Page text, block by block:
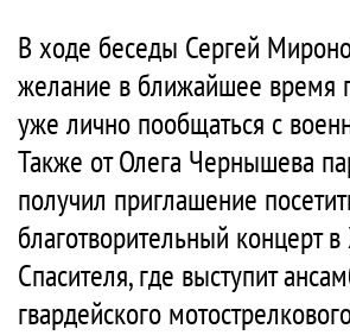
В ходе беседы Сергей
желание в ближайшее время
уже лично пообщаться с
Также от Олега Чернышева
получил приглашение
благотворительный концерт
Спасителя, где выступит
гвардейского